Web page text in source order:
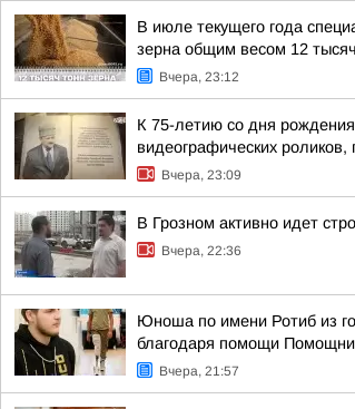
В июле текущего года
зерна общим весом 12
Вчера, 23:12
К 75-летию со дня
видеографических
Вчера, 23:09
В Грозном активно идет
Вчера, 22:36
Юноша по имени Ротиб из
благодаря помощи
Вчера, 21:57